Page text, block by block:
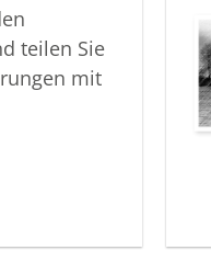
teilen Sie
mit